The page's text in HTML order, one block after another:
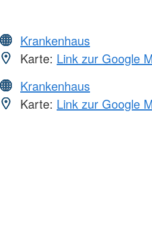
Krankenhaus
Karte: Link zur Google
Krankenhaus
Karte: Link zur Google